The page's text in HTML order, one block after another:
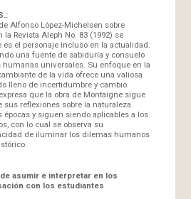
Alfonso López-Michelsen sobre
Revista Aleph No. 83 (1992) se
es el personaje incluso en la actualidad.
una fuente de sabiduría y consuelo
humanas universales. Su enfoque en la
de la vida ofrece una valiosa
lleno de incertidumbre y cambio.
que la obra de Montaigne sigue
sus reflexiones sobre la naturaleza
y siguen siendo aplicables a los
con lo cual se observa su
de iluminar los dilemas humanos
asumir e interpretar en los
con los estudiantes